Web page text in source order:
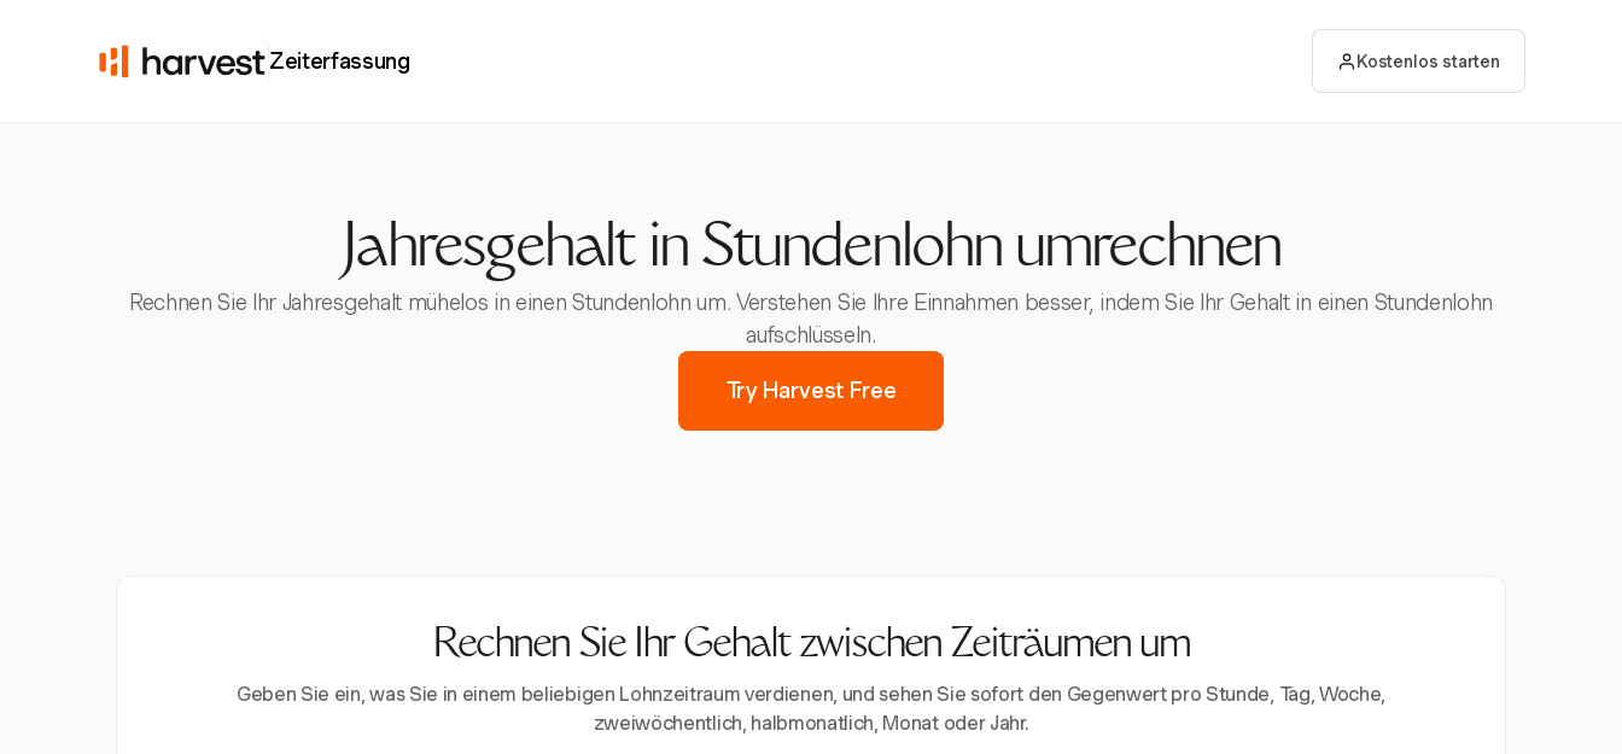
Zeiterfassung Kostenlos starten
Jahresgehalt in Stundenlohn umrechnen
Rechnen Sie Ihr Jahresgehalt mühelos in einen Stundenlohn um. Verstehen Sie Ihre Einnahmen besser, indem Sie Ihr Gehalt in einen Stundenlohn
aufschlüsseln.
Try Harvest Free
Rechnen Sie Ihr Gehalt zwischen Zeiträumen um
Geben Sie ein, was Sie in einem beliebigen Lohnzeitraum verdienen, und sehen Sie sofort den Gegenwert pro Stunde, Tag, Woche,
zweiwöchentlich, halbmonatlich, Monat oder Jahr.